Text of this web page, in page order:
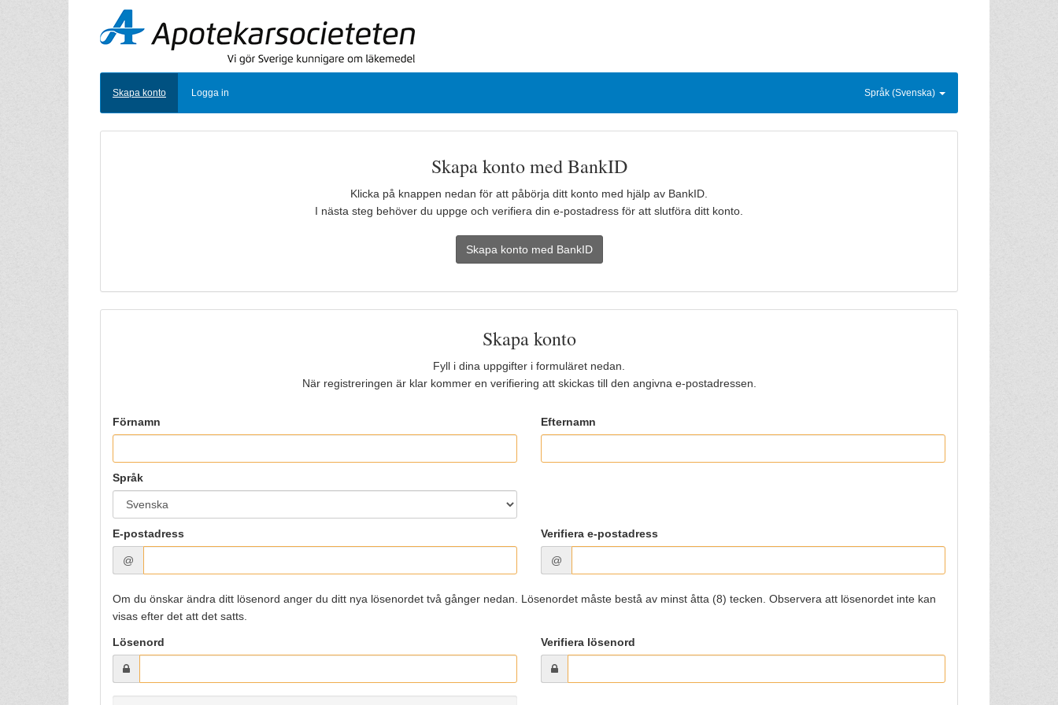
Språk (Svenska)
Skapa konto Logga in
Skapa konto med BankID
Klicka på knappen nedan för att påbörja ditt konto med hjälp av BankID.
I nästa steg behöver du uppge och verifiera din e-postadress för att slutföra ditt konto.
Skapa konto med BankID
Skapa konto
Fyll i dina uppgifter i formuläret nedan.
När registreringen är klar kommer en verifiering att skickas till den angivna e-postadressen.
Förnamn Efternamn
Språk
E-postadress
@
Verifiera e-postadress
@
Om du önskar ändra ditt lösenord anger du ditt nya lösenordet två gånger nedan. Lösenordet måste bestå av minst åtta (8) tecken. Observera att lösenordet inte kan
visas efter det att det satts.
Lösenord Verifiera lösenord